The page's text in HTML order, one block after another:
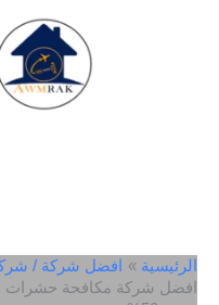
الرئيسية
افضل شركة /